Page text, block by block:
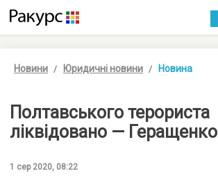
Новини Юридичні новини Новина
Полтавського терориста
ліквідовано — Геращенко
1 сер 2020, 08:22